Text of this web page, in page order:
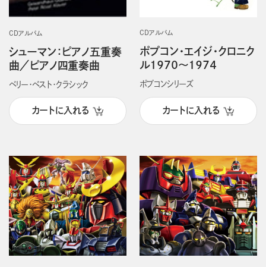
CDアルバム
シューマン：ピアノ五重奏
曲／ピアノ四重奏曲
ベリー・ベスト・クラシック
カートに入れる
CDアルバム
ポプコン・エイジ・クロニク
ル１９７０～１９７４
ポプコンシリーズ
カートに入れる